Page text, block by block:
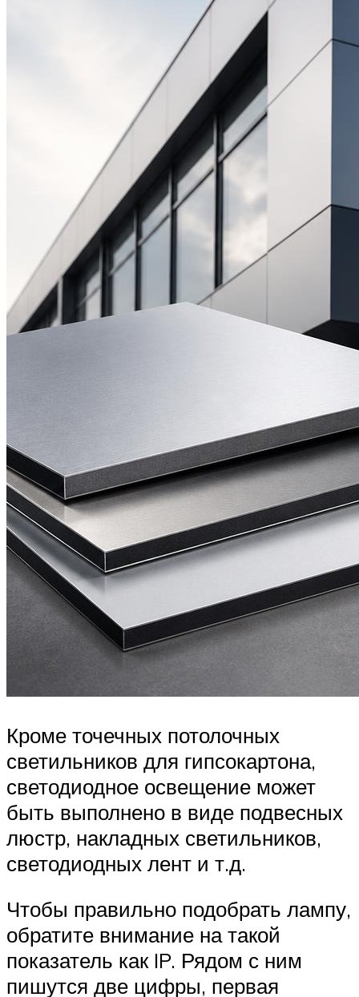
Кроме точечных потолочных
светильников для гипсокартона,
светодиодное освещение может
быть выполнено в виде подвесных
люстр, накладных светильников,
светодиодных лент и т.д.
Чтобы правильно подобрать лампу,
обратите внимание на такой
показатель как IP. Рядом с ним
пишутся две цифры, первая